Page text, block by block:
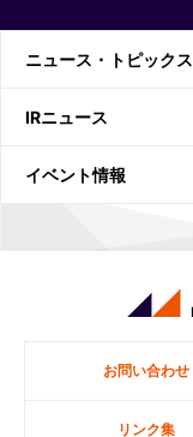
ニュース・トピックス
IRニュース
イベント情報
お問い合わせ
リンク集